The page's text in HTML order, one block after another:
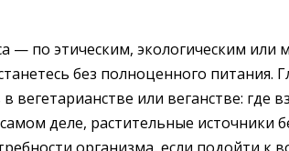
— по этическим, экологическим
без полноценного питания.
вегетарианстве или веганстве: где
деле, растительные источники